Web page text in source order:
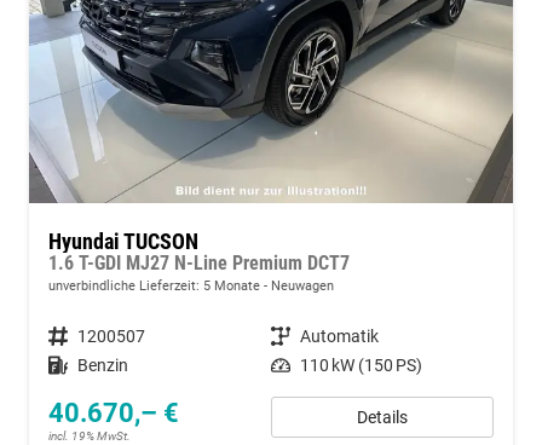
Hyundai TUCSON
1.6 T-GDI MJ27 N-Line Premium DCT7
unverbindliche Lieferzeit: 5 Monate Neuwagen
Fahrzeugnummer 1200507 Getriebe Automatik
Kraftstoff Benzin Leistung 110 kW (150 PS)
40.670,– €
incl. 19% MwSt.
Details